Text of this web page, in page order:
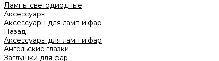
Лампы светодиодные
Аксессуары
Аксессуары для ламп и фар
Назад
Аксессуары для ламп и фар
Ангельские глазки
Заглушки для фар